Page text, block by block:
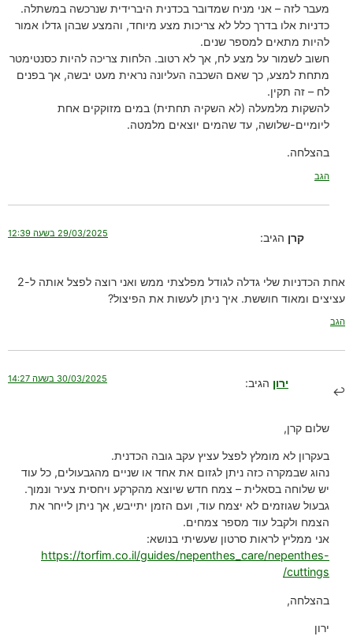
מעבר לזה – אני מניח שמדובר בכדנית היברידית שנרכשה במשתלה.
כדניות אלו בדרך כלל לא צריכות מצע מיוחד, והמצע שבהן גדלו אמור
להיות מתאים למספר שנים.
חשוב לשמור על מצע לח, אך לא רטוב. הלחות צריכה להיות כסנטימטר
מתחת למצע, כך שאם השכבה העליונה נראית מעט יבשה, אך בפנים
לח – זה תקין.
להשקות מלמעלה (לא השקיה תחתית) במים מזוקקים אחת
ליומיים-שלושה, עד שהמים יוצאים מלמטה.
בהצלחה.
הגב
קרן הגיב: 29/03/2025 בשעה 12:39
אחת הכדניות שלי גדלה לגודל מפלצתי ממש ואני רוצה לפצל אותה ל-2
עציצים ומאוד חוששת. איך ניתן לעשות את הפיצול?
הגב
ירון הגיב: 30/03/2025 בשעה 14:27
שלום קרן,
בעקרון לא מומלץ לפצל עציץ עקב גובה הכדנית.
נהוג שבמקרה כזה ניתן לגזום את אחד או שניים מהגבעולים, כל עוד
יש שלוחה בסאלית – צמח חדש שיוצא מהקרקע ויחסית צעיר ונמוך.
גבעול שגוזמים לא יצמח עוד, ועם הזמן יתייבש, אך ניתן לייחר את
הצמח ולקבל עוד מספר צמחים.
אני ממליץ לראות סרטון שעשיתי בנושא:
https://torfim.co.il/guides/nepenthes_care/nepenthes-
cuttings/
בהצלחה,
ירון